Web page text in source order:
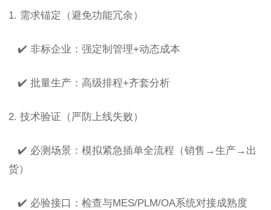
1. 需求锚定（避免功能冗余）
✔️ 非标企业：强定制管理+动态成本
✔️ 批量生产：高级排程+齐套分析
2. 技术验证（严防上线失败）
✔️ 必测场景：模拟紧急插单全流程（销售→生产→出
货）
✔️ 必验接口：检查与MES/PLM/OA系统对接成熟度